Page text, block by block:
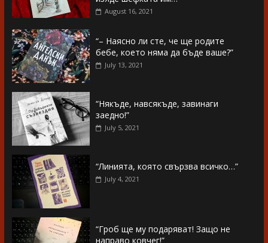
August 16, 2021
“– Наясно ли сте, че ще родите
бебе, което няма да бъде ваше?”
July 13, 2021
“Някъде, навсякъде, завинаги
заедно!”
July 5, 2021
“Линията, която свързва всичко…”
July 4, 2021
“Гроб ще му подаряват! Защо не
направо ковчег!”